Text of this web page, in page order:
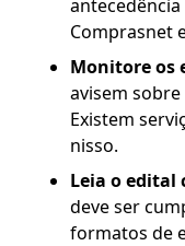
antecedência
Comprasnet
Monitore os
avisem
Existem
nisso.
Leia o edital
deve ser
formatos de